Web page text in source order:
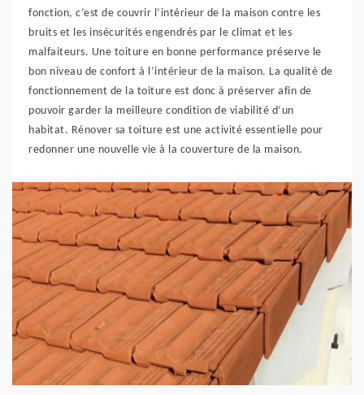
fonction, c’est de couvrir l’intérieur de la maison contre les
bruits et les insécurités engendrés par le climat et les
malfaiteurs. Une toiture en bonne performance préserve le
bon niveau de confort à l’intérieur de la maison. La qualité de
fonctionnement de la toiture est donc à préserver afin de
pouvoir garder la meilleure condition de viabilité d’un
habitat. Rénover sa toiture est une activité essentielle pour
redonner une nouvelle vie à la couverture de la maison.